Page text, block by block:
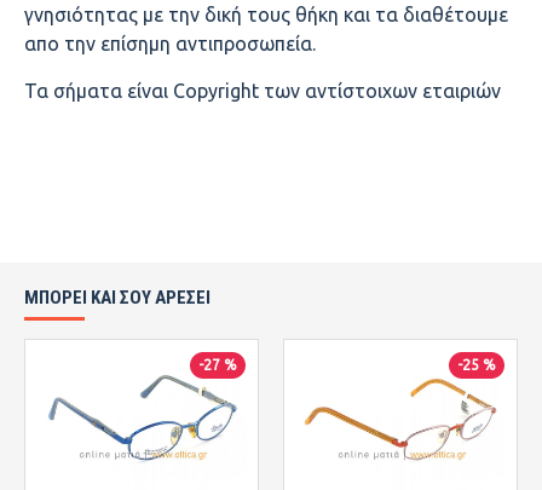
γνησιότητας με την δική τους θήκη και τα διαθέτουμε
απο την επίσημη αντιπροσωπεία.
Τα σήματα είναι Copyright των αντίστοιχων εταιριών
ΜΠΟΡΕΙ ΚΑΙ ΣΟΥ ΑΡΕΣΕΙ
-27 % -25 %